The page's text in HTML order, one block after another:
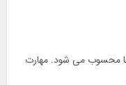
محسوب می شود. مهارت